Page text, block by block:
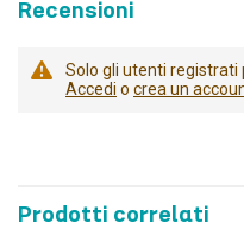
Recensioni
Solo gli utenti registrati
Accedi o crea un
Prodotti correlati